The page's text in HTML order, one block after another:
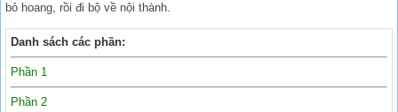
bỏ hoang, rồi đi bộ về nội thành.
Danh sách các phần:
Phần 1
Phần 2